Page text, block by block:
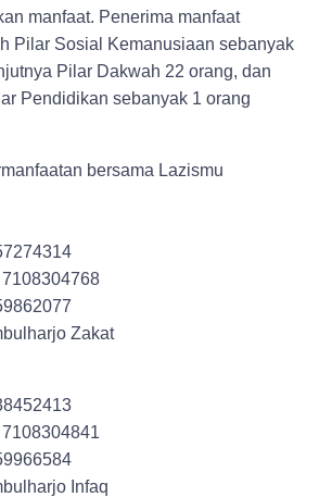
manfaat. Penerima manfaat
Pilar Sosial Kemanusiaan sebanyak
Pilar Dakwah 22 orang, dan
Pendidikan sebanyak 1 orang
bersama Lazismu
Zakat
Infaq